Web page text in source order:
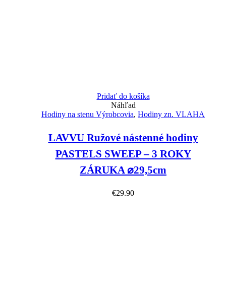
Pridať do košíka
Náhľad
Hodiny na stenu Výrobcovia, Hodiny zn. VLAHA
LAVVU Ružové nástenné hodiny
PASTELS SWEEP – 3 ROKY
ZÁRUKA ⌀29,5cm
€29.90